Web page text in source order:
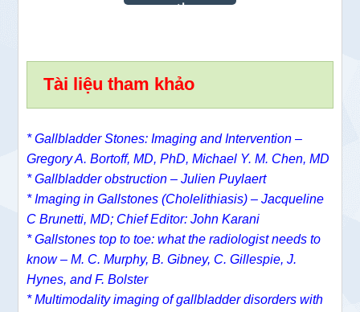
Tài liệu tham khảo
* Gallbladder Stones: Imaging and Intervention –
Gregory A. Bortoff, MD, PhD,Michael Y. M. Chen, MD
* Gallbladder obstruction – Julien Puylaert
* Imaging in Gallstones (Cholelithiasis) – Jacqueline
C Brunetti, MD; Chief Editor: John Karani
* Gallstones top to toe: what the radiologist needs to
know – M. C. Murphy, B. Gibney, C. Gillespie, J.
Hynes, and F. Bolster
* Multimodality imaging of gallbladder disorders with